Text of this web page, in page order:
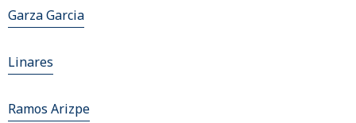
Garza Garcia
Linares
Ramos Arizpe